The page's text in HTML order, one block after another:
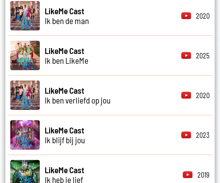
LikeMe Cast
Ik ben de man
2020
LikeMe Cast
Ik ben LikeMe
2025
LikeMe Cast
Ik ben verliefd op jou
2020
LikeMe Cast
Ik blijf bij jou
2023
LikeMe Cast
Ik heb je lief
2019